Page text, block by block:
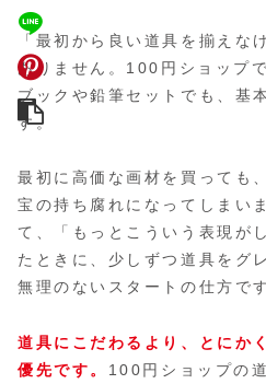
「最初から良い道具を揃えな
ありません。100円ショップ
ブックや鉛筆セットでも、基
す。
最初に高価な画材を買っても
宝の持ち腐れになってしまい
て、「もっとこういう表現が
たときに、少しずつ道具をグ
無理のないスタートの仕方です
道具にこだわるより、とにか
優先です。 100円ショップの